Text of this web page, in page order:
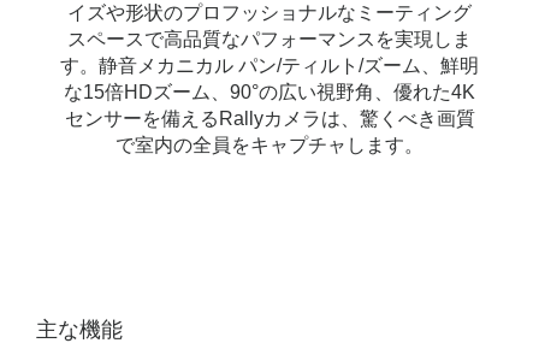
イズや形状のプロフッショナルなミーティング
スペースで高品質なパフォーマンスを実現しま
す。静音メカニカル パン/ティルト/ズーム、鮮明
な15倍HDズーム、90°の広い視野角、優れた4K
センサーを備えるRallyカメラは、驚くべき画質
で室内の全員をキャプチャします。
主な機能